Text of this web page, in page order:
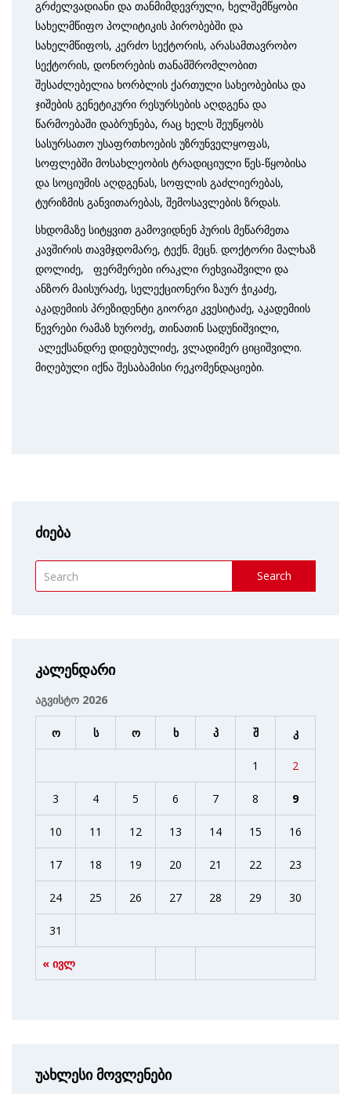
გრძელვადიანი და თანმიმდევრული, ხელშემწყობი
სახელმწიფო პოლიტიკის პირობებში და
სახელმწიფოს, კერძო სექტორის, არასამთავრობო
სექტორის, დონორების თანამშრომლობით
შესაძლებელია ხორბლის ქართული სახეობებისა და
ჯიშების გენეტიკური რესურსების აღდგენა და
წარმოებაში დაბრუნება, რაც ხელს შეუწყობს
სასურსათო უსაფრთხოების უზრუნველყოფას,
სოფლებში მოსახლეობის ტრადიციული წეს-წყობისა
და სოციუმის აღდგენას, სოფლის გაძლიერებას,
ტურიზმის განვითარებას, შემოსავლების ზრდას.
სხდომაზე სიტყვით გამოვიდნენ პურის მეწარმეთა
კავშირის თავმჯდომარე, ტექნ. მეცნ. დოქტორი მალხაზ
დოლიძე, ფერმერები ირაკლი რეხვიაშვილი და
ანზორ მაისურაძე, სელექციონერი ზაურ ჭიკაძე,
აკადემიის პრეზიდენტი გიორგი კვესიტაძე, აკადემიის
წევრები რამაზ ხუროძე, თინათინ სადუნიშვილი,
ალექსანდრე დიდებულიძე, ვლადიმერ ციციშვილი.
მიღებული იქნა შესაბამისი რეკომენდაციები.
ძიება
Search
კალენდარი
აგვისტო 2026
ო ს ო ხ პ შ კ
« ივლ
1 2
3 4 5 6 7 8 9
10 11 12 13 14 15 16
17 18 19 20 21 22 23
24 25 26 27 28 29 30
31
უახლესი მოვლენები